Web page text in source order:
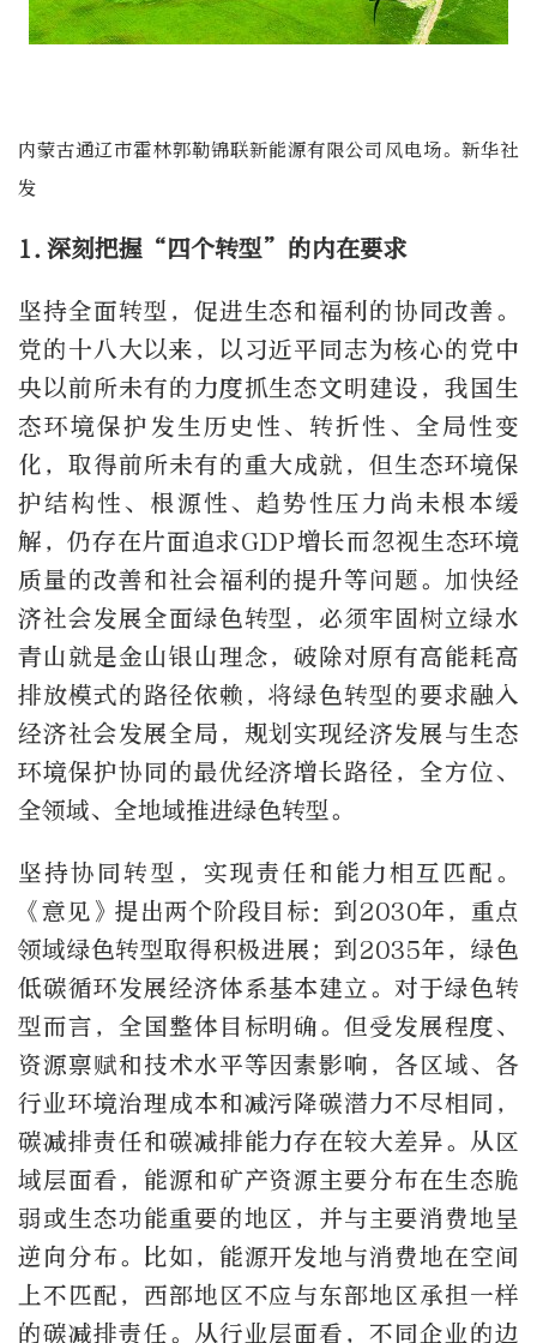
内蒙古通辽市霍林郭勒锦联新能源有限公司风电场。新华社
发
1.深刻把握“四个转型”的内在要求
坚持全面转型，促进生态和福利的协同改善。
党的十八大以来，以习近平同志为核心的党中
央以前所未有的力度抓生态文明建设，我国生
态环境保护发生历史性、转折性、全局性变
化，取得前所未有的重大成就，但生态环境保
护结构性、根源性、趋势性压力尚未根本缓
解，仍存在片面追求GDP增长而忽视生态环境
质量的改善和社会福利的提升等问题。加快经
济社会发展全面绿色转型，必须牢固树立绿水
青山就是金山银山理念，破除对原有高能耗高
排放模式的路径依赖，将绿色转型的要求融入
经济社会发展全局，规划实现经济发展与生态
环境保护协同的最优经济增长路径，全方位、
全领域、全地域推进绿色转型。
坚持协同转型，实现责任和能力相互匹配。
《意见》提出两个阶段目标：到2030年，重点
领域绿色转型取得积极进展；到2035年，绿色
低碳循环发展经济体系基本建立。对于绿色转
型而言，全国整体目标明确。但受发展程度、
资源禀赋和技术水平等因素影响，各区域、各
行业环境治理成本和减污降碳潜力不尽相同，
碳减排责任和碳减排能力存在较大差异。从区
域层面看，能源和矿产资源主要分布在生态脆
弱或生态功能重要的地区，并与主要消费地呈
逆向分布。比如，能源开发地与消费地在空间
上不匹配，西部地区不应与东部地区承担一样
的碳减排责任。从行业层面看，不同企业的边